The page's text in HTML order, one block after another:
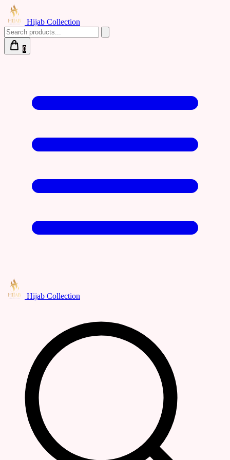
Hijab Collection
0
Hijab Collection